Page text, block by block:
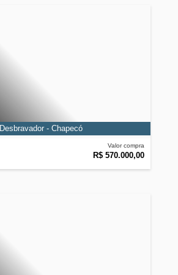
Valor compra
R$ 570.000,00
Desbravador - Chapecó